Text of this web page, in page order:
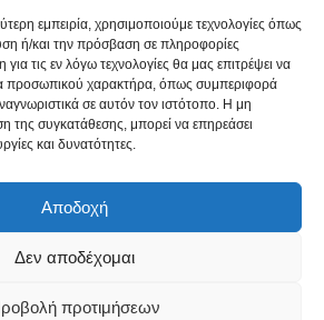
εμπειρία, χρησιμοποιούμε τεχνολογίες όπως
ή/και την πρόσβαση σε πληροφορίες
τις εν λόγω τεχνολογίες θα μας επιτρέψει να
προσωπικού χαρακτήρα, όπως συμπεριφορά
σε αυτόν τον ιστότοπο. Η μη
της συγκατάθεσης, μπορεί να επηρεάσει
και δυνατότητες.
Αποδοχή
Δεν αποδέχομαι
προτιμήσεων
1819
608
Όροι και Προϋποθέσεις